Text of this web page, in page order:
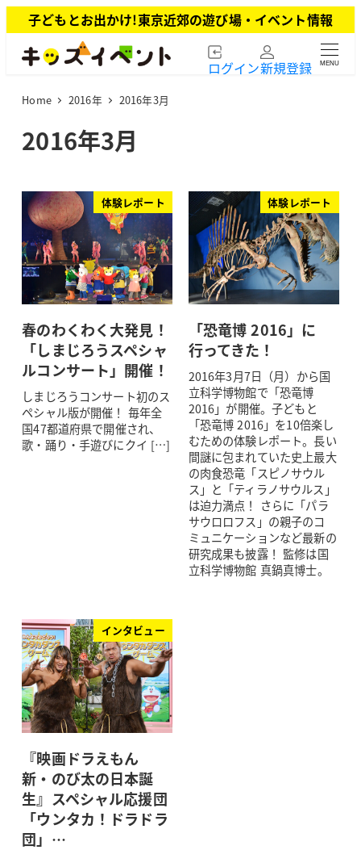
イ
子どもとお出かけ!東京近郊の遊び場・イベント情報
ログイン新規登録 MENU
Home 2016年 2016年3月
2016年3月
体験レポート
春のわくわく大発見！
「しまじろうスペシャ
ルコンサート」開催！
しまじろうコンサート初のス
ペシャル版が開催！ 毎年全
国47都道府県で開催され、
歌・踊り・手遊びにクイ […]
体験レポート
「恐竜博 2016」に
行ってきた！
2016年3月7日（月）から国
立科学博物館で「恐竜博
2016」が開催。子どもと
「恐竜博 2016」を10倍楽し
むための体験レポート。長い
間謎に包まれていた史上最大
の肉食恐竜「スピノサウル
ス」と「ティラノサウルス」
は迫力満点！ さらに「パラ
サウロロフス」の親子のコ
ミュニケーションなど最新の
研究成果も披露！ 監修は国
立科学博物館 真鍋真博士。
インタビュー
『映画ドラえもん
新・のび太の日本誕
生』スペシャル応援団
「ウンタカ！ドラドラ
団」…